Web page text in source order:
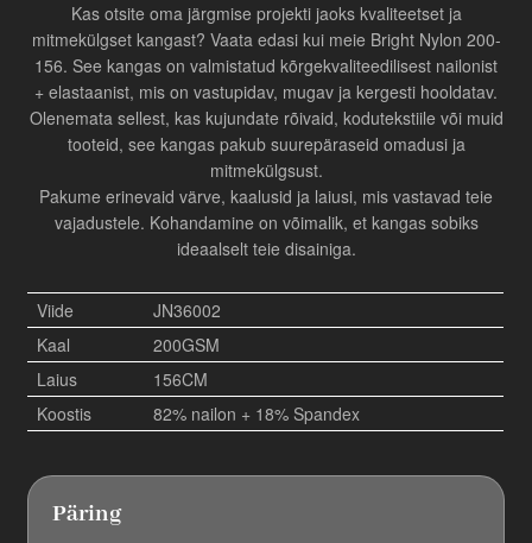
Kas otsite oma järgmise projekti jaoks kvaliteetset ja
mitmekülgset kangast? Vaata edasi kui meie Bright Nylon 200-
156. See kangas on valmistatud kõrgekvaliteedilisest nailonist
+ elastaanist, mis on vastupidav, mugav ja kergesti hooldatav.
Olenemata sellest, kas kujundate rõivaid, kodutekstiile või muid
tooteid, see kangas pakub suurepäraseid omadusi ja
mitmekülgsust.
Pakume erinevaid värve, kaalusid ja laiusi, mis vastavad teie
vajadustele. Kohandamine on võimalik, et kangas sobiks
ideaalselt teie disainiga.
Viide
JN36002
Kaal
200GSM
Laius
156CM
Koostis
82% nailon + 18% Spandex
Päring